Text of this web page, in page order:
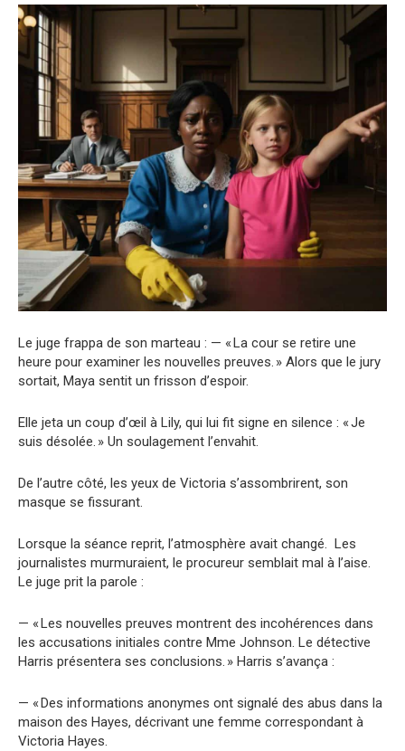
Le juge frappa de son marteau : — « La cour se retire une
heure pour examiner les nouvelles preuves. » Alors que le jury
sortait, Maya sentit un frisson d’espoir.
Elle jeta un coup d’œil à Lily, qui lui fit signe en silence : « Je
suis désolée. » Un soulagement l’envahit.
De l’autre côté, les yeux de Victoria s’assombrirent, son
masque se fissurant.
Lorsque la séance reprit, l’atmosphère avait changé. Les
journalistes murmuraient, le procureur semblait mal à l’aise.
Le juge prit la parole :
— « Les nouvelles preuves montrent des incohérences dans
les accusations initiales contre Mme Johnson. Le détective
Harris présentera ses conclusions. » Harris s’avança :
— « Des informations anonymes ont signalé des abus dans la
maison des Hayes, décrivant une femme correspondant à
Victoria Hayes.